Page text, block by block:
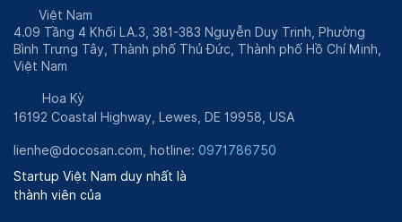
Việt Nam
4.09 Tầng 4 Khối LA.3, 381-383 Nguyễn Duy Trinh, Phường
Bình Trưng Tây, Thành phố Thủ Đức, Thành phố Hồ Chí Minh,
Việt Nam
Hoa Kỳ
16192 Coastal Highway, Lewes, DE 19958, USA
lienhe@docosan.com , hotline: 0971786750
Startup Việt Nam duy nhất là
thành viên của